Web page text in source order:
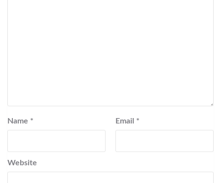
Name * Email *
Website